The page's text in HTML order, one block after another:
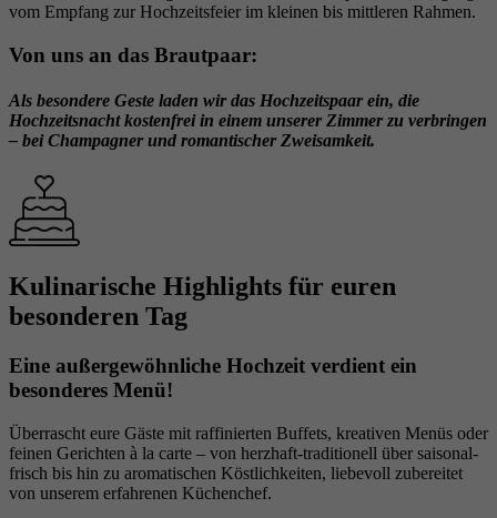
vom Empfang zur Hochzeitsfeier im kleinen bis mittleren Rahmen.
Von uns an das Brautpaar:
Als besondere Geste laden wir das Hochzeitspaar ein, die
Hochzeitsnacht kostenfrei in einem unserer Zimmer zu verbringen
– bei Champagner und romantischer Zweisamkeit.
Kulinarische Highlights für euren
besonderen Tag
Eine außergewöhnliche Hochzeit verdient ein
besonderes Menü!
Überrascht eure Gäste mit raffinierten Buffets, kreativen Menüs oder
feinen Gerichten à la carte – von herzhaft-traditionell über saisonal-
frisch bis hin zu aromatischen Köstlichkeiten, liebevoll zubereitet
von unserem erfahrenen Küchenchef.